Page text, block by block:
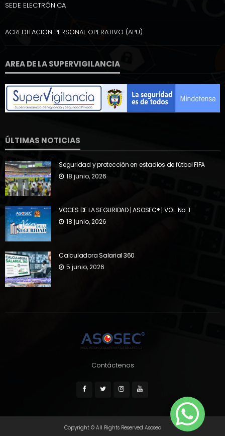
SEDE ELECTRÓNICA
ACREDITACION PERSONAL OPERATIVO (APU)
AREA DE LA SUPERVIGILANCIA
ÚLTIMAS NOTICIAS
Seguridad y protección en estadios de fútbol FIFA
18 junio, 2026
VOCES DE LA SEGURIDAD | ASOSEC® | VOL. No. 1
18 junio, 2026
Calculadora Salarial 360
5 junio, 2026
Contáctenos
Copyright © All Rights Reserved Asosec